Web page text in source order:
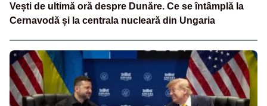
Vești de ultimă oră despre Dunăre. Ce se întâmplă la
Cernavodă și la centrala nucleară din Ungaria